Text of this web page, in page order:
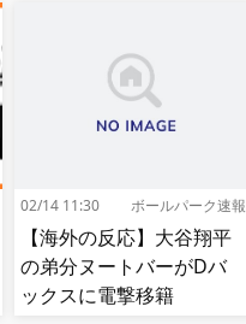
02/14 11:30 ボールパーク速報
【海外の反応】大谷翔平
の弟分ヌートバーがDバ
ックスに電撃移籍